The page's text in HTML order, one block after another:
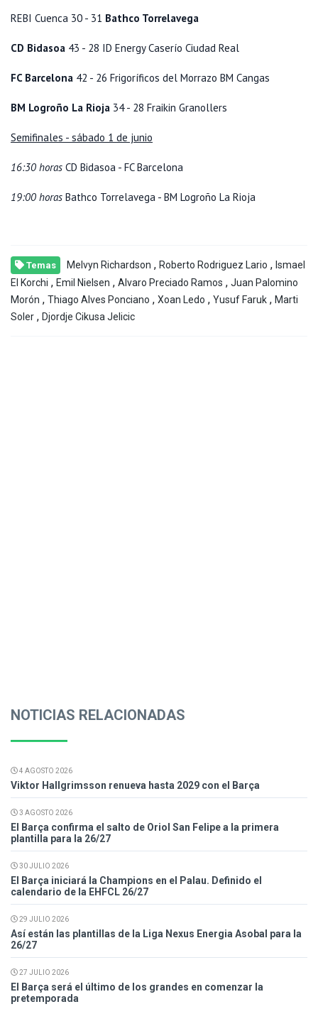
REBI Cuenca 30 - 31 Bathco Torrelavega
CD Bidasoa 43 - 28 ID Energy Caserío Ciudad Real
FC Barcelona 42 - 26 Frigoríficos del Morrazo BM Cangas
BM Logroño La Rioja 34 - 28 Fraikin Granollers
Semifinales - sábado 1 de junio
16:30 horas CD Bidasoa - FC Barcelona
19:00 horas Bathco Torrelavega - BM Logroño La Rioja
Temas Melvyn Richardson , Roberto Rodriguez Lario , Ismael
El Korchi , Emil Nielsen , Alvaro Preciado Ramos , Juan Palomino
Morón , Thiago Alves Ponciano , Xoan Ledo , Yusuf Faruk , Marti
Soler , Djordje Cikusa Jelicic
NOTICIAS RELACIONADAS
4 AGOSTO 2026
Viktor Hallgrimsson renueva hasta 2029 con el Barça
3 AGOSTO 2026
El Barça confirma el salto de Oriol San Felipe a la primera
plantilla para la 26/27
30 JULIO 2026
El Barça iniciará la Champions en el Palau. Definido el
calendario de la EHFCL 26/27
29 JULIO 2026
Así están las plantillas de la Liga Nexus Energia Asobal para la
26/27
27 JULIO 2026
El Barça será el último de los grandes en comenzar la
pretemporada